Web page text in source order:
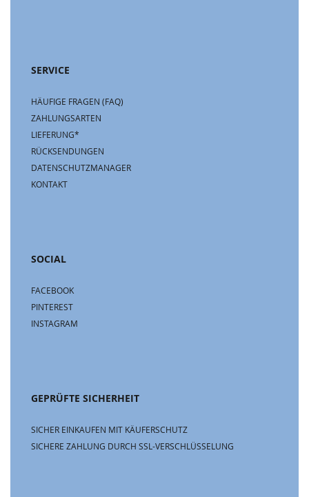
SERVICE
HÄUFIGE FRAGEN (FAQ)
ZAHLUNGSARTEN
LIEFERUNG*
RÜCKSENDUNGEN
DATENSCHUTZMANAGER
KONTAKT
SOCIAL
FACEBOOK
PINTEREST
INSTAGRAM
GEPRÜFTE SICHERHEIT
SICHER EINKAUFEN MIT KÄUFERSCHUTZ
SICHERE ZAHLUNG DURCH SSL-VERSCHLÜSSELUNG